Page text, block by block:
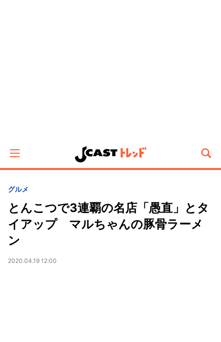
グルメ
とんこつで3連覇の名店「愚直」とタ
イアップ マルちゃんの豚骨ラーメ
ン
2020.04.19 12:00